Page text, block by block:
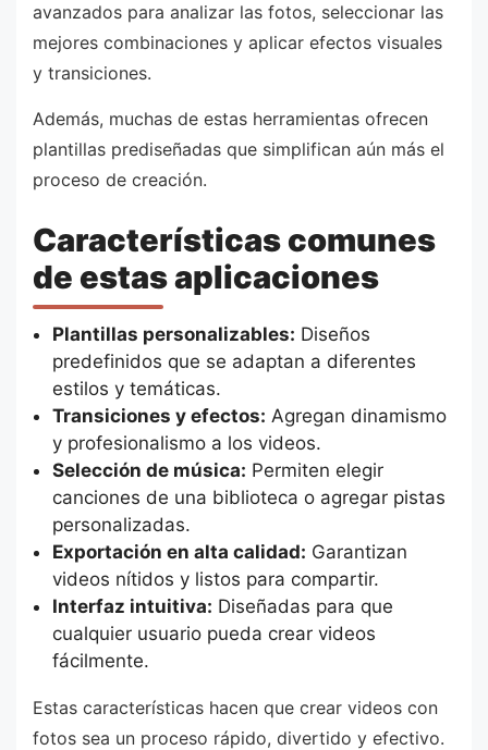
avanzados para analizar las fotos, seleccionar las
mejores combinaciones y aplicar efectos visuales
y transiciones.
Además, muchas de estas herramientas ofrecen
plantillas prediseñadas que simplifican aún más el
proceso de creación.
Características comunes
de estas aplicaciones
Plantillas personalizables: Diseños
predefinidos que se adaptan a diferentes
estilos y temáticas.
Transiciones y efectos: Agregan dinamismo
y profesionalismo a los videos.
Selección de música: Permiten elegir
canciones de una biblioteca o agregar pistas
personalizadas.
Exportación en alta calidad: Garantizan
videos nítidos y listos para compartir.
Interfaz intuitiva: Diseñadas para que
cualquier usuario pueda crear videos
fácilmente.
Estas características hacen que crear videos con
fotos sea un proceso rápido, divertido y efectivo.